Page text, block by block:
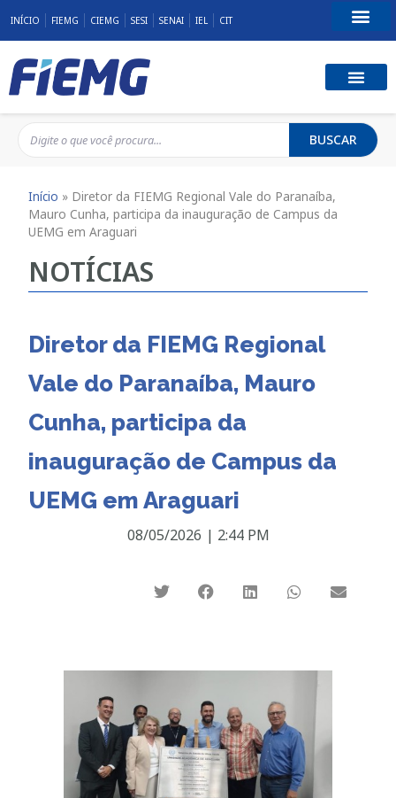
INÍCIO FIEMG CIEMG SESI SENAI IEL CIT
BUSCAR
Início » Diretor da FIEMG Regional Vale do Paranaíba,
Mauro Cunha, participa da inauguração de Campus da
UEMG em Araguari
NOTÍCIAS
Diretor da FIEMG Regional
Vale do Paranaíba, Mauro
Cunha, participa da
inauguração de Campus da
UEMG em Araguari
08/05/2026 | 2:44 PM